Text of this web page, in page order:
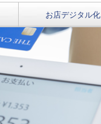
お店デジタル化